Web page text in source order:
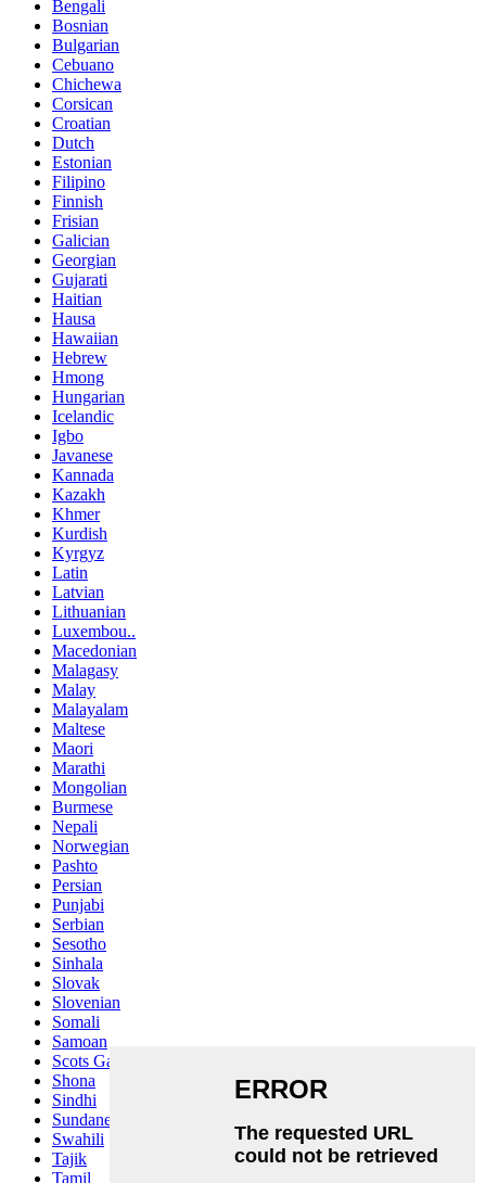
Bengali
Bosnian
Bulgarian
Cebuano
Chichewa
Corsican
Croatian
Dutch
Estonian
Filipino
Finnish
Frisian
Galician
Georgian
Gujarati
Haitian
Hausa
Hawaiian
Hebrew
Hmong
Hungarian
Icelandic
Igbo
Javanese
Kannada
Kazakh
Khmer
Kurdish
Kyrgyz
Latin
Latvian
Lithuanian
Luxembou..
Macedonian
Malagasy
Malay
Malayalam
Maltese
Maori
Marathi
Mongolian
Burmese
Nepali
Norwegian
Pashto
Persian
Punjabi
Serbian
Sesotho
Sinhala
Slovak
Slovenian
Somali
Samoan
Scots Gaelic
Shona
Sindhi
Sundanese
Swahili
Tajik
Tamil